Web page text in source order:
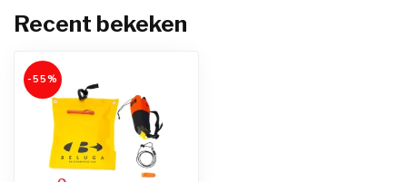
Recent bekeken
-55%